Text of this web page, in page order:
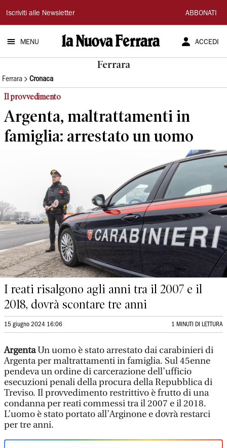
La
Nuova
Ferrara
Iscriviti alle Newsletter ABBONATI
MENU ACCEDI
Ferrara
Ferrara Cronaca
Il provvedimento
Argenta, maltrattamenti in
famiglia: arrestato un uomo
I reati risalgono agli anni tra il 2007 e il
2018, dovrà scontare tre anni
15 giugno 2024 16:06 1 MINUTI DI LETTURA
ArgentaUn uomo è stato arrestato dai carabinieri di
Argenta per maltrattamenti in famiglia. Sul 45enne
pendeva un ordine di carcerazione dell’ufficio
esecuzioni penali della procura della Repubblica di
Treviso. Il provvedimento restrittivo è frutto di una
condanna per reati commessi tra il 2007 e il 2018.
L’uomo è stato portato all’Arginone e dovrà restarci
per tre anni.